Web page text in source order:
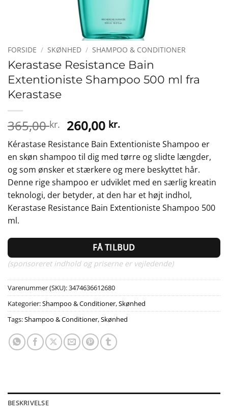
FORSIDE / SKØNHED / SHAMPOO & CONDITIONER
Kerastase Resistance Bain
Extentioniste Shampoo 500 ml fra
Kerastase
365,00kr. Den
oprindelige
pris
var:
365,00 kr..
260,00 kr.Den
aktuelle
pris
er:
260,00 kr..
Kérastase Resistance Bain Extentioniste Shampoo er
en skøn shampoo til dig med tørre og slidte længder,
og som ønsker et stærkere og mere beskyttet hår.
Denne rige shampoo er udviklet med en særlig kreatin
teknologi, der betyder, at den har et højt indhol,
Kerastase Resistance Bain Extentioniste Shampoo 500
ml.
FÅ TILBUD
(sponsoreret indhold og priserne er vejledende)
Varenummer (SKU):3474636612680
Kategorier:Shampoo & Conditioner,Skønhed
Tags:Shampoo & Conditioner,Skønhed
BESKRIVELSE